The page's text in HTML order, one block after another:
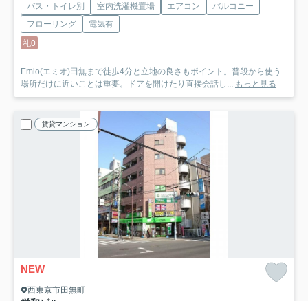
バス・トイレ別 室内洗濯機置場 エアコン
バルコニー
フローリング
電気有
礼0
Emio(エミオ)田無まで徒歩4分と立地の良さもポイント。普段から使う
場所だけに近いことは重要。ドアを開けたり直接会話し...
もっと見る
賃貸マンション
NEW
西東京市田無町